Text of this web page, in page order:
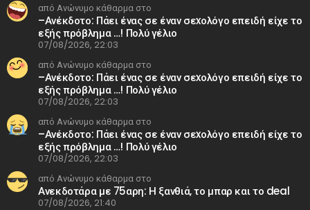
από Ανώνυμο κάθαρμα στο
–Ανέκδοτο: Πάει ένας σε έναν σεxολόγο επειδή είχε το
εξής πρόβλημα …! Πολύ γέλιο
07/08/2026, 22:03
από Ανώνυμο κάθαρμα στο
–Ανέκδοτο: Πάει ένας σε έναν σεxολόγο επειδή είχε το
εξής πρόβλημα …! Πολύ γέλιο
07/08/2026, 22:03
από Ανώνυμο κάθαρμα στο
–Ανέκδοτο: Πάει ένας σε έναν σεxολόγο επειδή είχε το
εξής πρόβλημα …! Πολύ γέλιο
07/08/2026, 22:03
από Ανώνυμο κάθαρμα στο
Ανεκδοτάρα με 75αρη: Η ξανθιά, το μπαρ και το deal
07/08/2026, 21:40